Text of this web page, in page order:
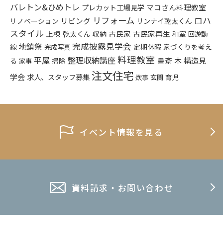
バレトン&ひめトレ プレカット工場見学 マコさん料理教室
リノベーション リビング リフォーム リンナイ乾太くん ロハ
スタイル 上棟 乾太くん 収納 古民家 古民家再生 和室 回遊動
線 地鎮祭 完成写真 完成披露見学会 定期休暇 家づくりを考え
る 家事 平屋 掃除 整理収納講座料理教室 書斎 木構造見
学会 求人、スタッフ募集注文住宅 炊事 玄関 育児
イベント情報を見る
資料請求・お問い合わせ